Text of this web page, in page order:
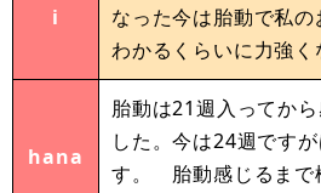
i
なった今は胎動で私
わかるくらいに力強く
hana
胎動は21週入ってか
した。今は24週です
す。 胎動感じるまで